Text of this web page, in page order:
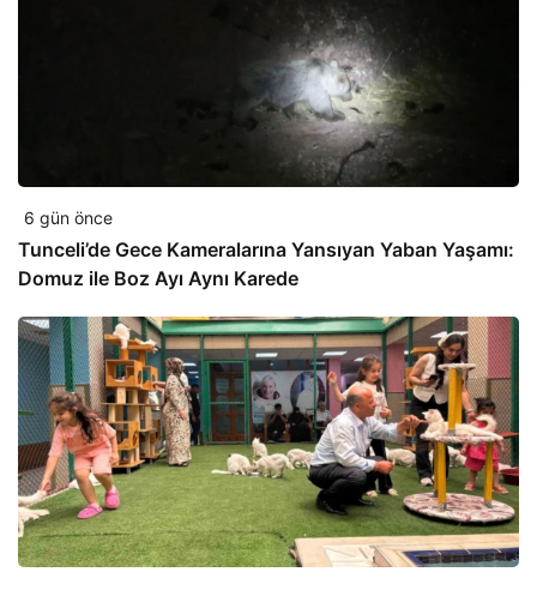
6 gün önce
Tunceli’de Gece Kameralarına Yansıyan Yaban Yaşamı:
Domuz ile Boz Ayı Aynı Karede